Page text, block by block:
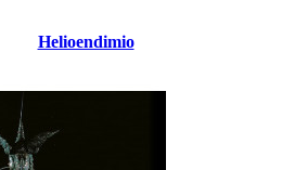
Helioendimio